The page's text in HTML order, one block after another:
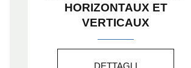
HORIZONTAUX ET
VERTICAUX